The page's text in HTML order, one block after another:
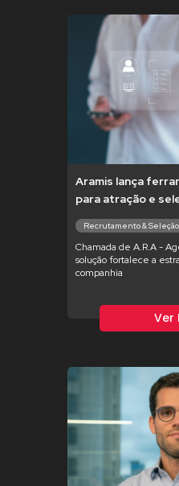
Aramis lança
para atração e
Recrutamento &
Chamada de A.R.A -
solução fortalece a
companhia
Ver